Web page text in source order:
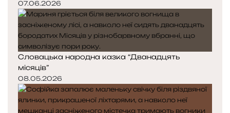
07.06.2026
Словацька народна казка “Дванадцять
місяців”
08.05.2026